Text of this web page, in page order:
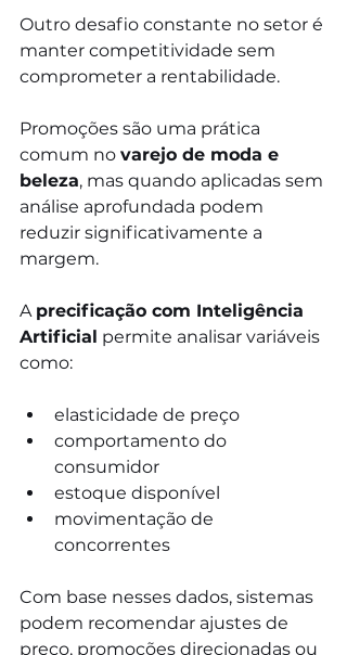
Outro desafio constante no setor é
manter competitividade sem
comprometer a rentabilidade.
Promoções são uma prática
comum no varejo de moda e
beleza, mas quando aplicadas sem
análise aprofundada podem
reduzir significativamente a
margem.
A precificação com Inteligência
Artificial permite analisar variáveis
como:
elasticidade de preço
comportamento do
consumidor
estoque disponível
movimentação de
concorrentes
Com base nesses dados, sistemas
podem recomendar ajustes de
preço, promoções direcionadas ou